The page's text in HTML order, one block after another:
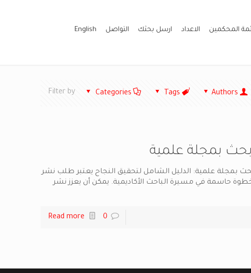
المحكمين الاعداد ارسل بحثك التواصل English
Filter by Categories Tags Authors
بمجلة علمية
بمجلة علمية: الدليل الشامل لتحقيق النجاح يعتبر طلب نشر
حاسمة في مسيرة الباحث الأكاديمية. يمكن أن يعزز نشر
0
Read more